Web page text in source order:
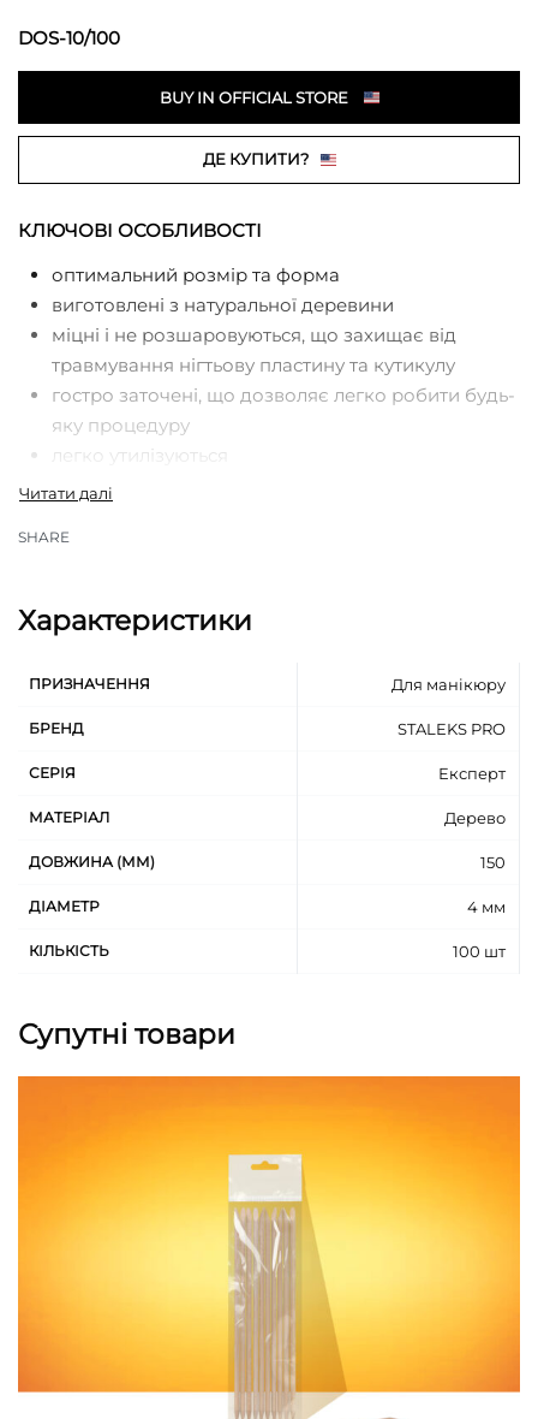
DOS-10/100
BUY IN OFFICIAL STORE
ДЕ КУПИТИ?
КЛЮЧОВІ ОСОБЛИВОСТІ
оптимальний розмір та форма
виготовлені з натуральної деревини
міцні і не розшаровуються, що захищає від
травмування нігтьову пластину та кутикулу
гостро заточені, що дозволяє легко робити будь-
яку процедуру
легко утилізуються
призначені для одноразового використання
рівень безпеки, а також сприяє дотриманню
SHARE
Характеристики
ПРИЗНАЧЕННЯ Для манікюру
БРЕНД STALEKS PRO
СЕРІЯ Експерт
МАТЕРІАЛ Дерево
ДОВЖИНА (ММ) 150
ДІАМЕТР 4 мм
КІЛЬКІСТЬ 100 шт
Супутні товари